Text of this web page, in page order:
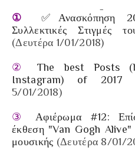
①
✅Ανασκόπηση
Συλλεκτικές Στιγμές
(Δευτέρα 1/01/2018)
②
The best Posts
Instagram) of 2017
5/01/2018)
③
Αφιέρωμα #12:
έκθεση "Van Gogh
μουσικής (Δευτέρα 8/01/